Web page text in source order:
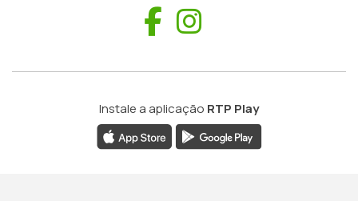
Facebook
Instale a aplicação RTP Play